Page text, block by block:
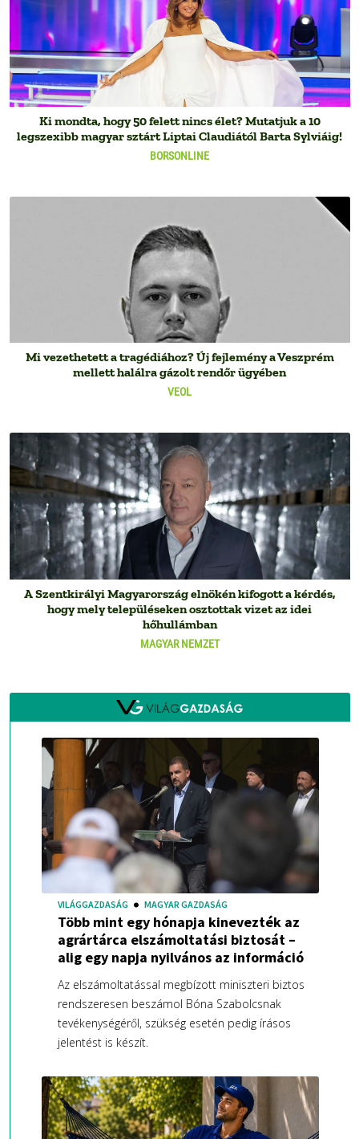
BORSONLINE
Ki mondta, hogy 50 felett nincs élet? Mutatjuk a 10
legszexibb magyar sztárt Liptai Claudiától Barta Sylviáig!
VEOL
Mi vezethetett a tragédiához? Új fejlemény a Veszprém
mellett halálra gázolt rendőr ügyében
MAGYAR NEMZET
A Szentkirályi Magyarország elnökén kifogott a kérdés,
hogy mely településeken osztottak vizet az idei
hőhullámban
VILÁGGAZDASÁG MAGYAR GAZDASÁG
Több mint egy hónapja kinevezték az
agrártárca elszámoltatási biztosát –
alig egy napja nyilvános az információ
Az elszámoltatással megbízott miniszteri biztos
rendszeresen beszámol Bóna Szabolcsnak
tevékenységéről, szükség esetén pedig írásos
jelentést is készít.